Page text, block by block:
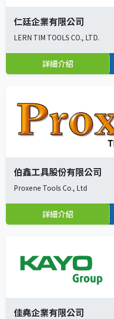
仁廷企業有限公司
LERN TIM TOOLS CO., LTD.
詳細介紹
伯鑫工具股份有限公司
Proxene Tools Co., Ltd
詳細介紹
佳堯企業有限公司